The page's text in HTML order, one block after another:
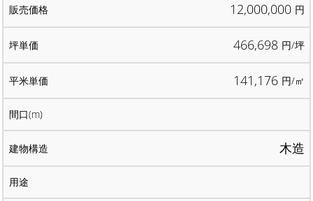
12,000,000 円
466,698 円/坪
141,176 円/㎡
木造